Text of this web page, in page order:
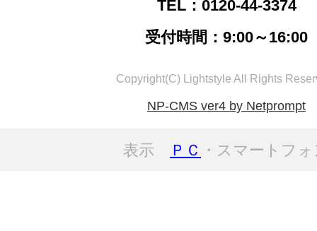
TEL：0120-44-3374
受付時間：9:00～16:00
Copyright(C) Lightstyle All Rights
NP-CMS ver4 by Netprompt
表示 ＰＣ ・スマートフ